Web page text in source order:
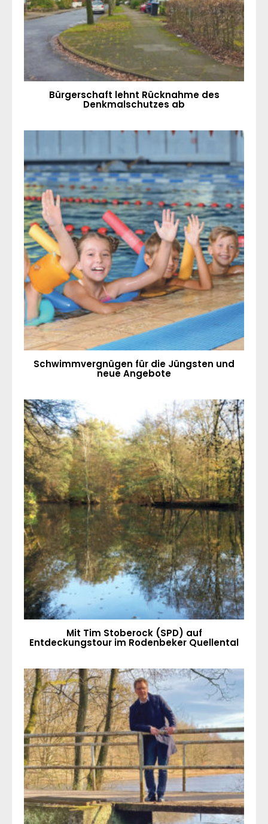
Bürgerschaft lehnt Rücknahme des
Denkmalschutzes ab
Schwimmvergnügen für die Jüngsten und
neue Angebote
Mit Tim Stoberock (SPD) auf
Entdeckungstour im Rodenbeker Quellental